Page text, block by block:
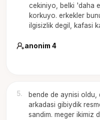
cekiniyo, belki 'daha
korkuyo. erkekler
ilgisizlik degil, kafasi
anonim 4
5.
bende de aynisi
arkadasi gibiydik
sandim. meger ikimiz